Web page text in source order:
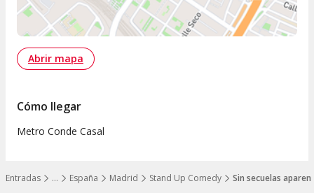
…
Mostrar todos los niveles
Entradas España Madrid Stand Up Comedy Sin secuelas
Abrir mapa
Cómo llegar
Metro Conde Casal